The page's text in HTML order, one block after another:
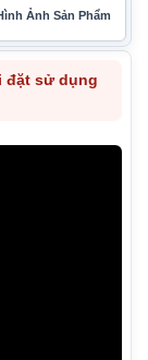
Ảnh Sản Phẩm
đặt sử dụng